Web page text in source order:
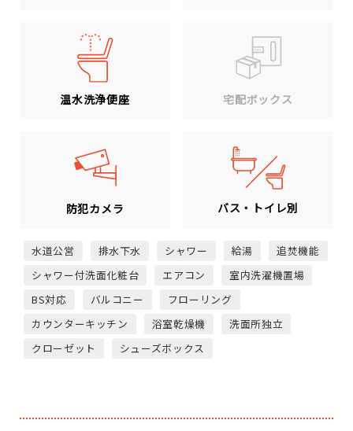
温水洗浄便座 宅配ボックス
防犯カメラ バス・トイレ別
水道公営 排水下水 シャワー 給湯
追焚機能
シャワー付洗面化粧台
エアコン
室内洗濯機置場
BS対応
バルコニー
フローリング
カウンターキッチン
浴室乾燥機
洗面所独立
クローゼット
シューズボックス